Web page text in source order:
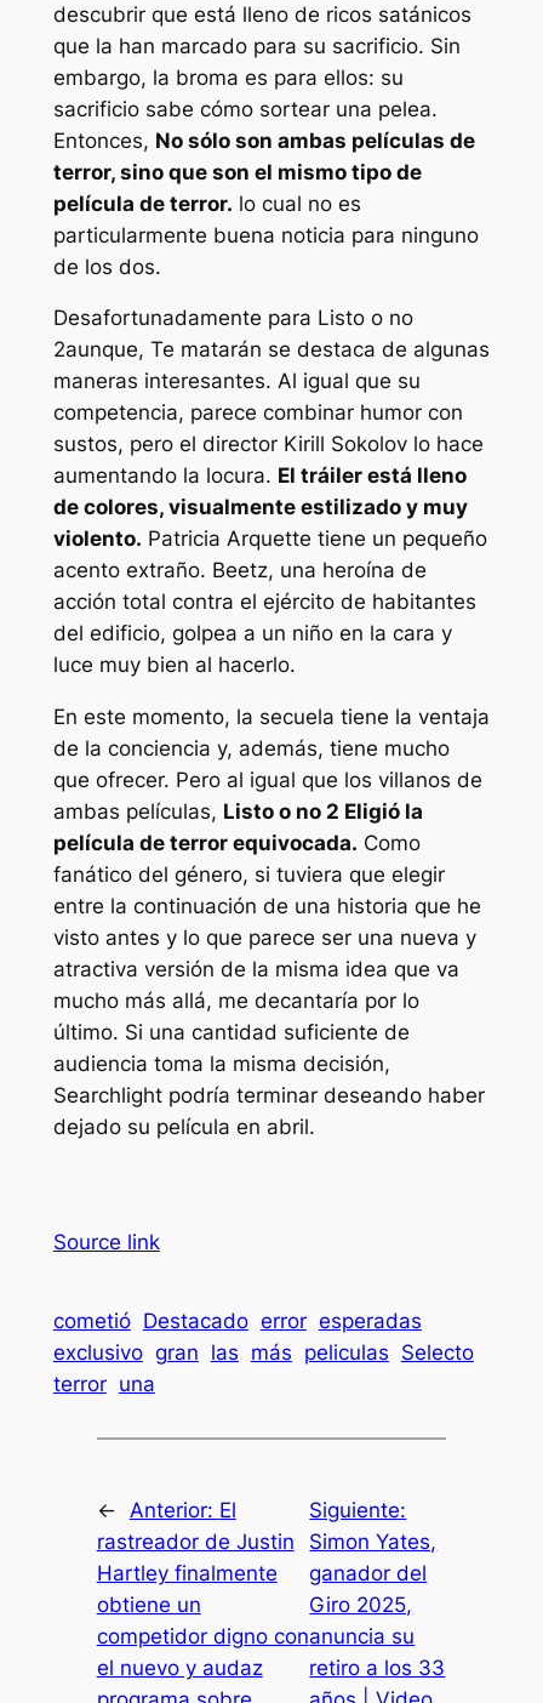
descubrir que está lleno de ricos satánicos
que la han marcado para su sacrificio. Sin
embargo, la broma es para ellos: su
sacrificio sabe cómo sortear una pelea.
Entonces, No sólo son ambas películas de
terror, sino que son el mismo tipo de
película de terror. lo cual no es
particularmente buena noticia para ninguno
de los dos.
Desafortunadamente para Listo o no
2aunque, Te matarán se destaca de algunas
maneras interesantes. Al igual que su
competencia, parece combinar humor con
sustos, pero el director Kirill Sokolov lo hace
aumentando la locura. El tráiler está lleno
de colores, visualmente estilizado y muy
violento. Patricia Arquette tiene un pequeño
acento extraño. Beetz, una heroína de
acción total contra el ejército de habitantes
del edificio, golpea a un niño en la cara y
luce muy bien al hacerlo.
En este momento, la secuela tiene la ventaja
de la conciencia y, además, tiene mucho
que ofrecer. Pero al igual que los villanos de
ambas películas, Listo o no 2 Eligió la
película de terror equivocada. Como
fanático del género, si tuviera que elegir
entre la continuación de una historia que he
visto antes y lo que parece ser una nueva y
atractiva versión de la misma idea que va
mucho más allá, me decantaría por lo
último. Si una cantidad suficiente de
audiencia toma la misma decisión,
Searchlight podría terminar deseando haber
dejado su película en abril.
Source link
cometió Destacado error esperadas
exclusivo gran las más peliculas Selecto
terror una
← Anterior: El
rastreador de Justin
Hartley finalmente
obtiene un
competidor digno con
el nuevo y audaz
Siguiente:
Simon Yates,
ganador del
Giro 2025,
anuncia su
retiro a los 33